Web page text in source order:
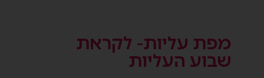
מפת עליות- לקראת
שבוע העליות